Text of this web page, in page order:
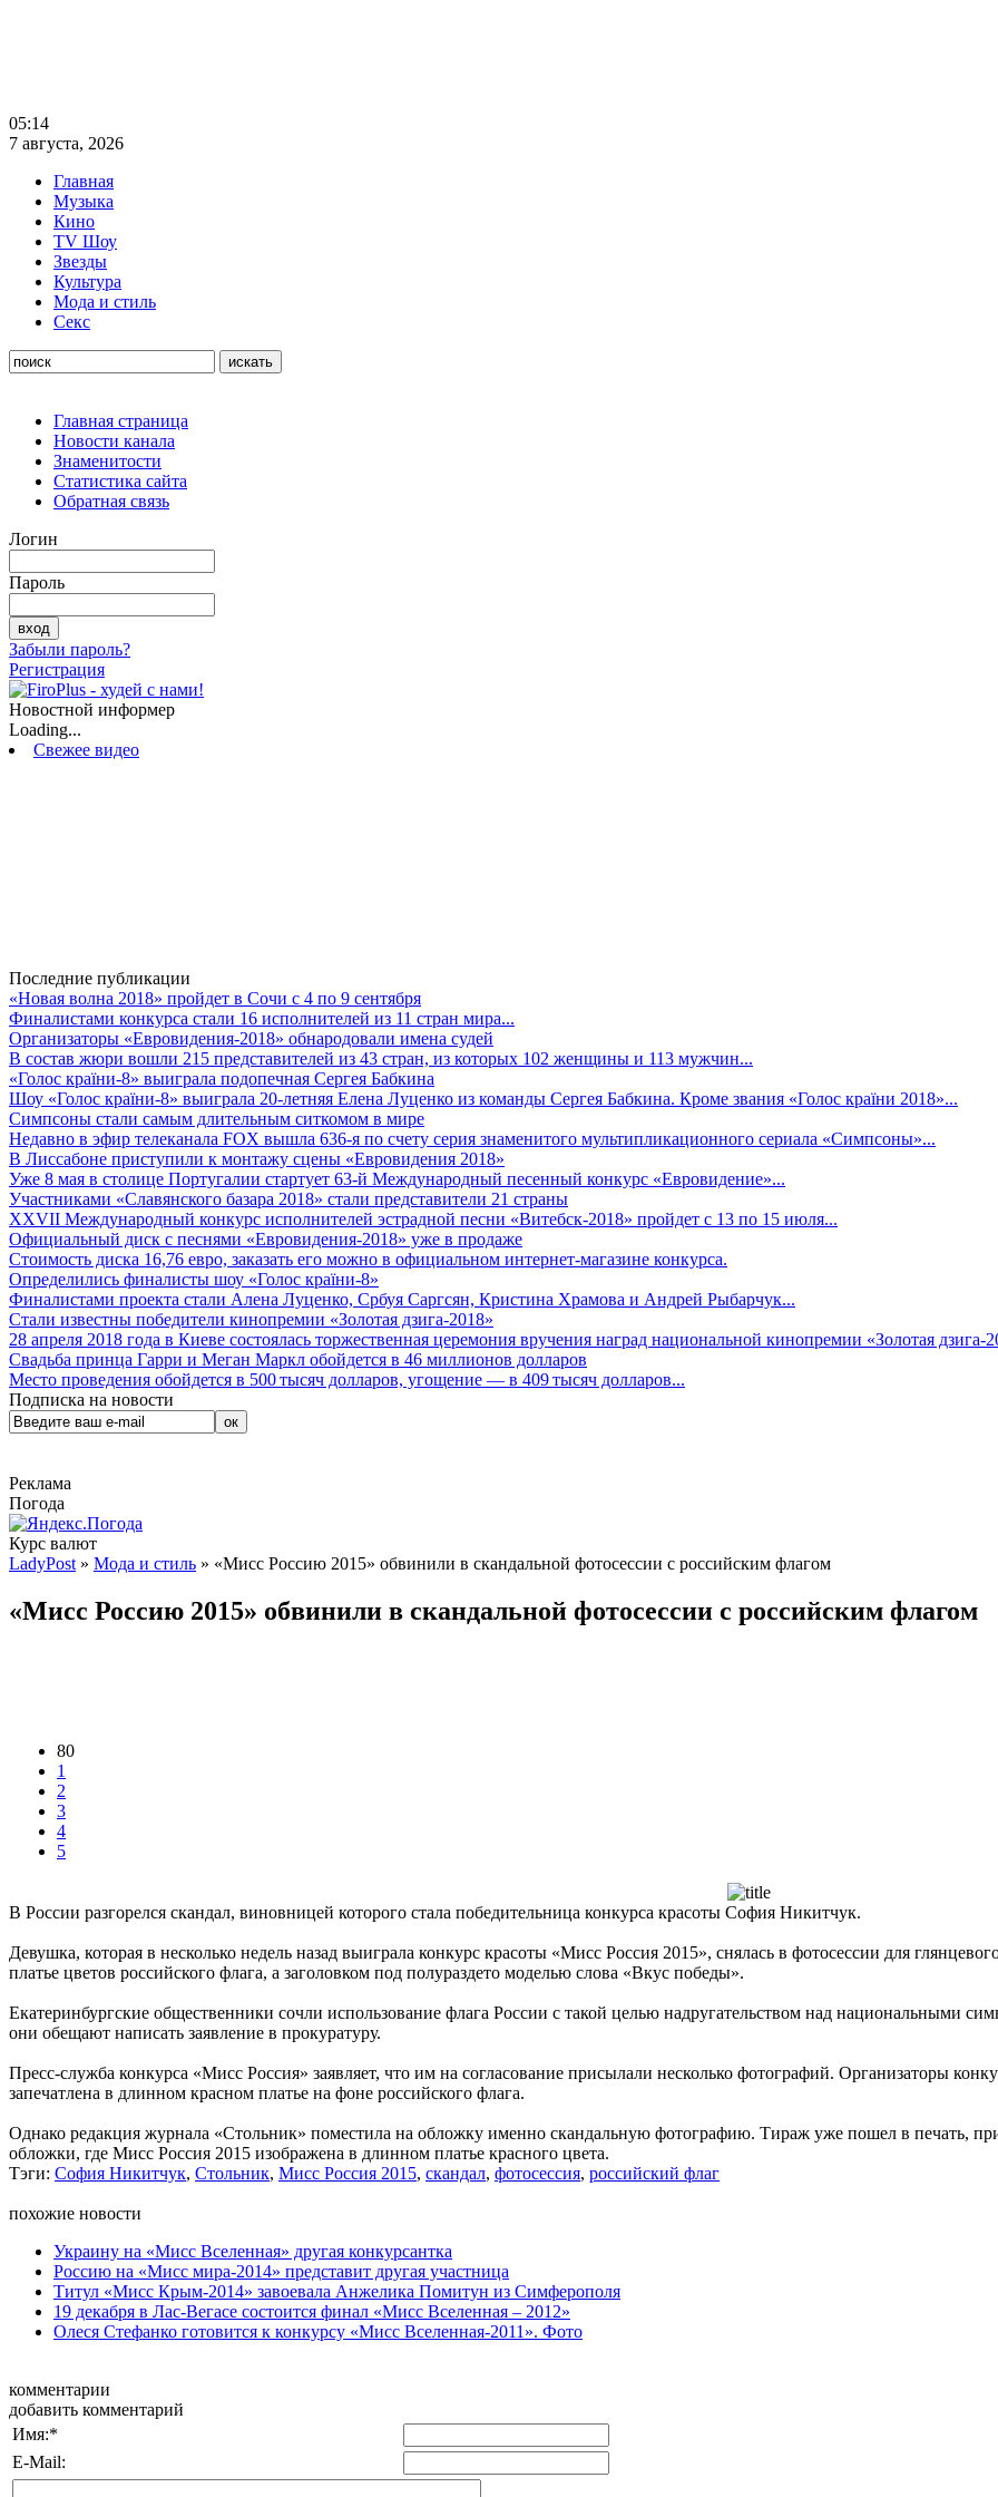
05:14
7 августа, 2026
Главная
Музыка
Кино
TV Шоу
Звезды
Культура
Мода и стиль
Секс
Главная страница
Новости канала
Знаменитости
Статистика сайта
Обратная связь
Логин
Пароль
Забыли пароль?
Регистрация
Новостной информер
Loading...
Свежее видео
Последние публикации
«Новая волна 2018» пройдет в Сочи с 4 по 9 сентября
Финалистами конкурса стали 16 исполнителей из 11 стран мира...
Организаторы «Евровидения-2018» обнародовали имена судей
В состав жюри вошли 215 представителей из 43 стран, из которых 102 женщины и 113 мужчин...
«Голос країни-8» выиграла подопечная Сергея Бабкина
Шоу «Голос країни-8» выиграла 20-летняя Елена Луценко из команды Сергея Бабкина. Кроме звания «Голос країни 2018»...
Симпсоны стали самым длительным ситкомом в мире
Недавно в эфир телеканала FOX вышла 636-я по счету серия знаменитого мультипликационного сериала «Симпсоны»...
В Лиссабоне приступили к монтажу сцены «Евровидения 2018»
Уже 8 мая в столице Португалии стартует 63-й Международный песенный конкурс «Евровидение»...
Участниками «Славянского базара 2018» стали представители 21 страны
XXVII Международный конкурс исполнителей эстрадной песни «Витебск-2018» пройдет с 13 по 15 июля...
Официальный диск с песнями «Евровидения-2018» уже в продаже
Стоимость диска 16,76 евро, заказать его можно в официальном интернет-магазине конкурса.
Определились финалисты шоу «Голос країни-8»
Финалистами проекта стали Алена Луценко, Србуя Саргсян, Кристина Храмова и Андрей Рыбарчук...
Стали известны победители кинопремии «Золотая дзига-2018»
28 апреля 2018 года в Киеве состоялась торжественная церемония вручения наград национальной кинопремии «Золотая дзига-
Свадьба принца Гарри и Меган Маркл обойдется в 46 миллионов долларов
Место проведения обойдется в 500 тысяч долларов, угощение — в 409 тысяч долларов...
Подписка на новости
Реклама
Погода
Курс валют
LadyPost » Мода и стиль » «Мисс Россию 2015» обвинили в скандальной фотосессии с российским флагом
«Мисс Россию 2015» обвинили в скандальной фотосессии с российским флагом
80
1
2
3
4
5
В России разгорелся скандал, виновницей которого стала победительница конкурса красоты София Никитчук.
Девушка, которая в несколько недель назад выиграла конкурс красоты «Мисс Россия 2015», снялась в фотосессии для
платье цветов российского флага, а заголовком под полураздето моделью слова «Вкус победы».
Екатеринбургские общественники сочли использование флага России с такой целью надругательством над национальными
они обещают написать заявление в прокуратуру.
Пресс-служба конкурса «Мисс Россия» заявляет, что им на согласование присылали несколько фотографий. Организаторы
запечатлена в длинном красном платье на фоне российского флага.
Однако редакция журнала «Стольник» поместила на обложку именно скандальную фотографию. Тираж уже пошел в печать,
обложки, где Мисс Россия 2015 изображена в длинном платье красного цвета.
Тэги: София Никитчук, Стольник, Мисс Россия 2015, скандал, фотосессия, российский флаг
похожие новости
Украину на «Мисс Вселенная» другая конкурсантка
Россию на «Мисс мира-2014» представит другая участница
Титул «Мисс Крым-2014» завоевала Анжелика Помитун из Симферополя
19 декабря в Лас-Вегасе состоится финал «Мисс Вселенная – 2012»
Олеся Стефанко готовится к конкурсу «Мисс Вселенная-2011». Фото
комментарии
добавить комментарий
Имя:*
E-Mail: